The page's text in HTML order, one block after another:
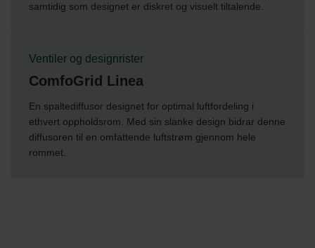
samtidig som designet er diskret og visuelt tiltalende.
Ventiler og designrister
ComfoGrid Linea
En spaltediffusor designet for optimal luftfordeling i
ethvert oppholdsrom. Med sin slanke design bidrar denne
diffusoren til en omfattende luftstrøm gjennom hele
rommet.